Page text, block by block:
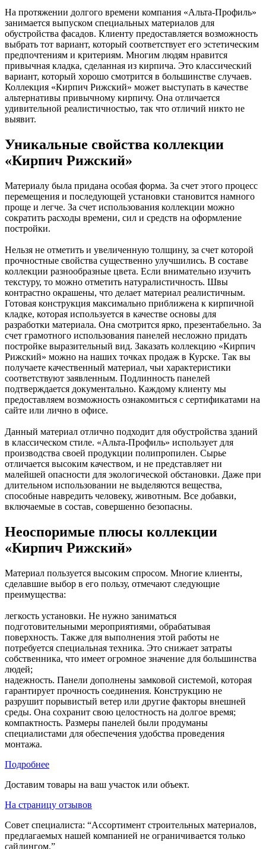
На протяжении долгого времени компания «Альта-Профиль»
занимается выпуском специальных материалов для
обустройства фасадов. Клиенту предоставляется возможность
выбрать тот вариант, который соответствует его эстетическим
предпочтениям и критериям. Многим людям нравится
привычная кладка, сделанная из кирпича. Это классический
вариант, который хорошо смотрится в большинстве случаев.
Коллекция «Кирпич Рижский» может выступать в качестве
альтернативы привычному кирпичу. Она отличается
удивительной реалистичностью, так что отличий никто не
выявит.
Уникальные свойства коллекции
«Кирпич Рижский»
Материалу была придана особая форма. За счет этого процесс
перемещения и последующей установки становится намного
проще и легче. За счет использования коллекции можно
сократить расходы времени, сил и средств на оформление
постройки.
Нельзя не отметить и увеличенную толщину, за счет которой
прочностные свойства существенно улучшились. В составе
коллекции разнообразные цвета. Если внимательно изучить
текстуру, то можно отметить натуралистичность. Швы
контрастно окрашены, что делает материал реалистичным.
Готовая конструкция максимально приближена к кирпичной
кладке, которая используется в качестве основы для
разработки материала. Она смотрится ярко, презентабельно. За
счет грамотного использования панелей несложно придать
постройке выразительный вид. Заказать коллекцию «Кирпич
Рижский» можно на наших точках продаж в Курске. Так вы
получаете качественный материал, чьи характеристики
соответствуют заявленным. Подлинность панелей
подтверждается документально. Каждому клиенту мы
предоставляем возможность ознакомиться с сертификатами на
сайте или лично в офисе.
Данный материал отлично подходит для обустройства зданий
в классическом стиле. «Альта-Профиль» использует для
производства своей продукции полипропилен. Сырье
отличается высоким качеством, и не представляет ни
малейшей опасности для экологической обстановки. Даже при
длительном использовании не выделяются вещества,
способные навредить человеку, животным. Все добавки,
включаемые в состав, совершенно безопасны.
Неоспоримые плюсы коллекции
«Кирпич Рижский»
Материал пользуется высоким спросом. Многие клиенты,
сделавшие выбор в его пользу, отмечают следующие
преимущества:
легкость установки. Не нужно заниматься
подготовительными мероприятиями, обрабатывая
поверхность. Также для выполнения этой работы не
потребуется специальная техника. Это снижает затраты
собственника, что имеет огромное значение для большинства
людей;
надежность. Панели дополнены замковой системой, которая
гарантирует прочность соединения. Конструкцию не
разрушит порывистый ветер или другие факторы внешней
среды. Она сохранит свою целостность на долгое время;
компактность. Размеры панелей были продуманы
специалистами для обеспечения удобства проведения
монтажа.
Подробнее
Доставим товары на ваш участок или объект.
На страницу отзывов
Совет специалиста: “Ассортимент строительных материалов,
предлагаемых нашей компанией не ограничивается только
сайдингом.”